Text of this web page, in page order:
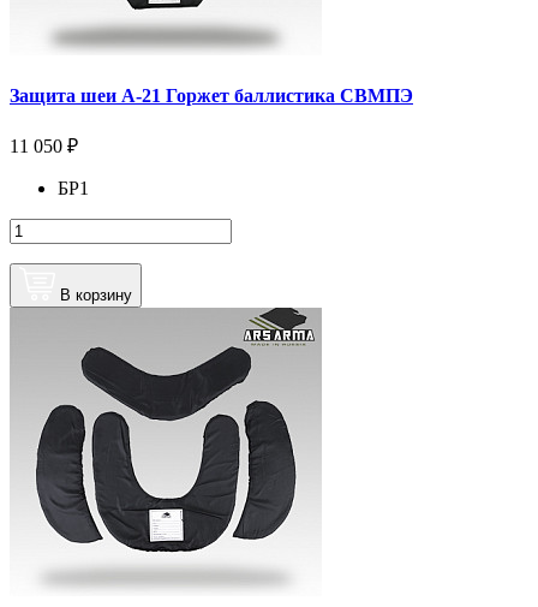
Защита шеи А-21 Горжет баллистика СВМПЭ
11 050 ₽
БР1
В корзину